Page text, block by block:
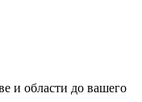
и области до вашего